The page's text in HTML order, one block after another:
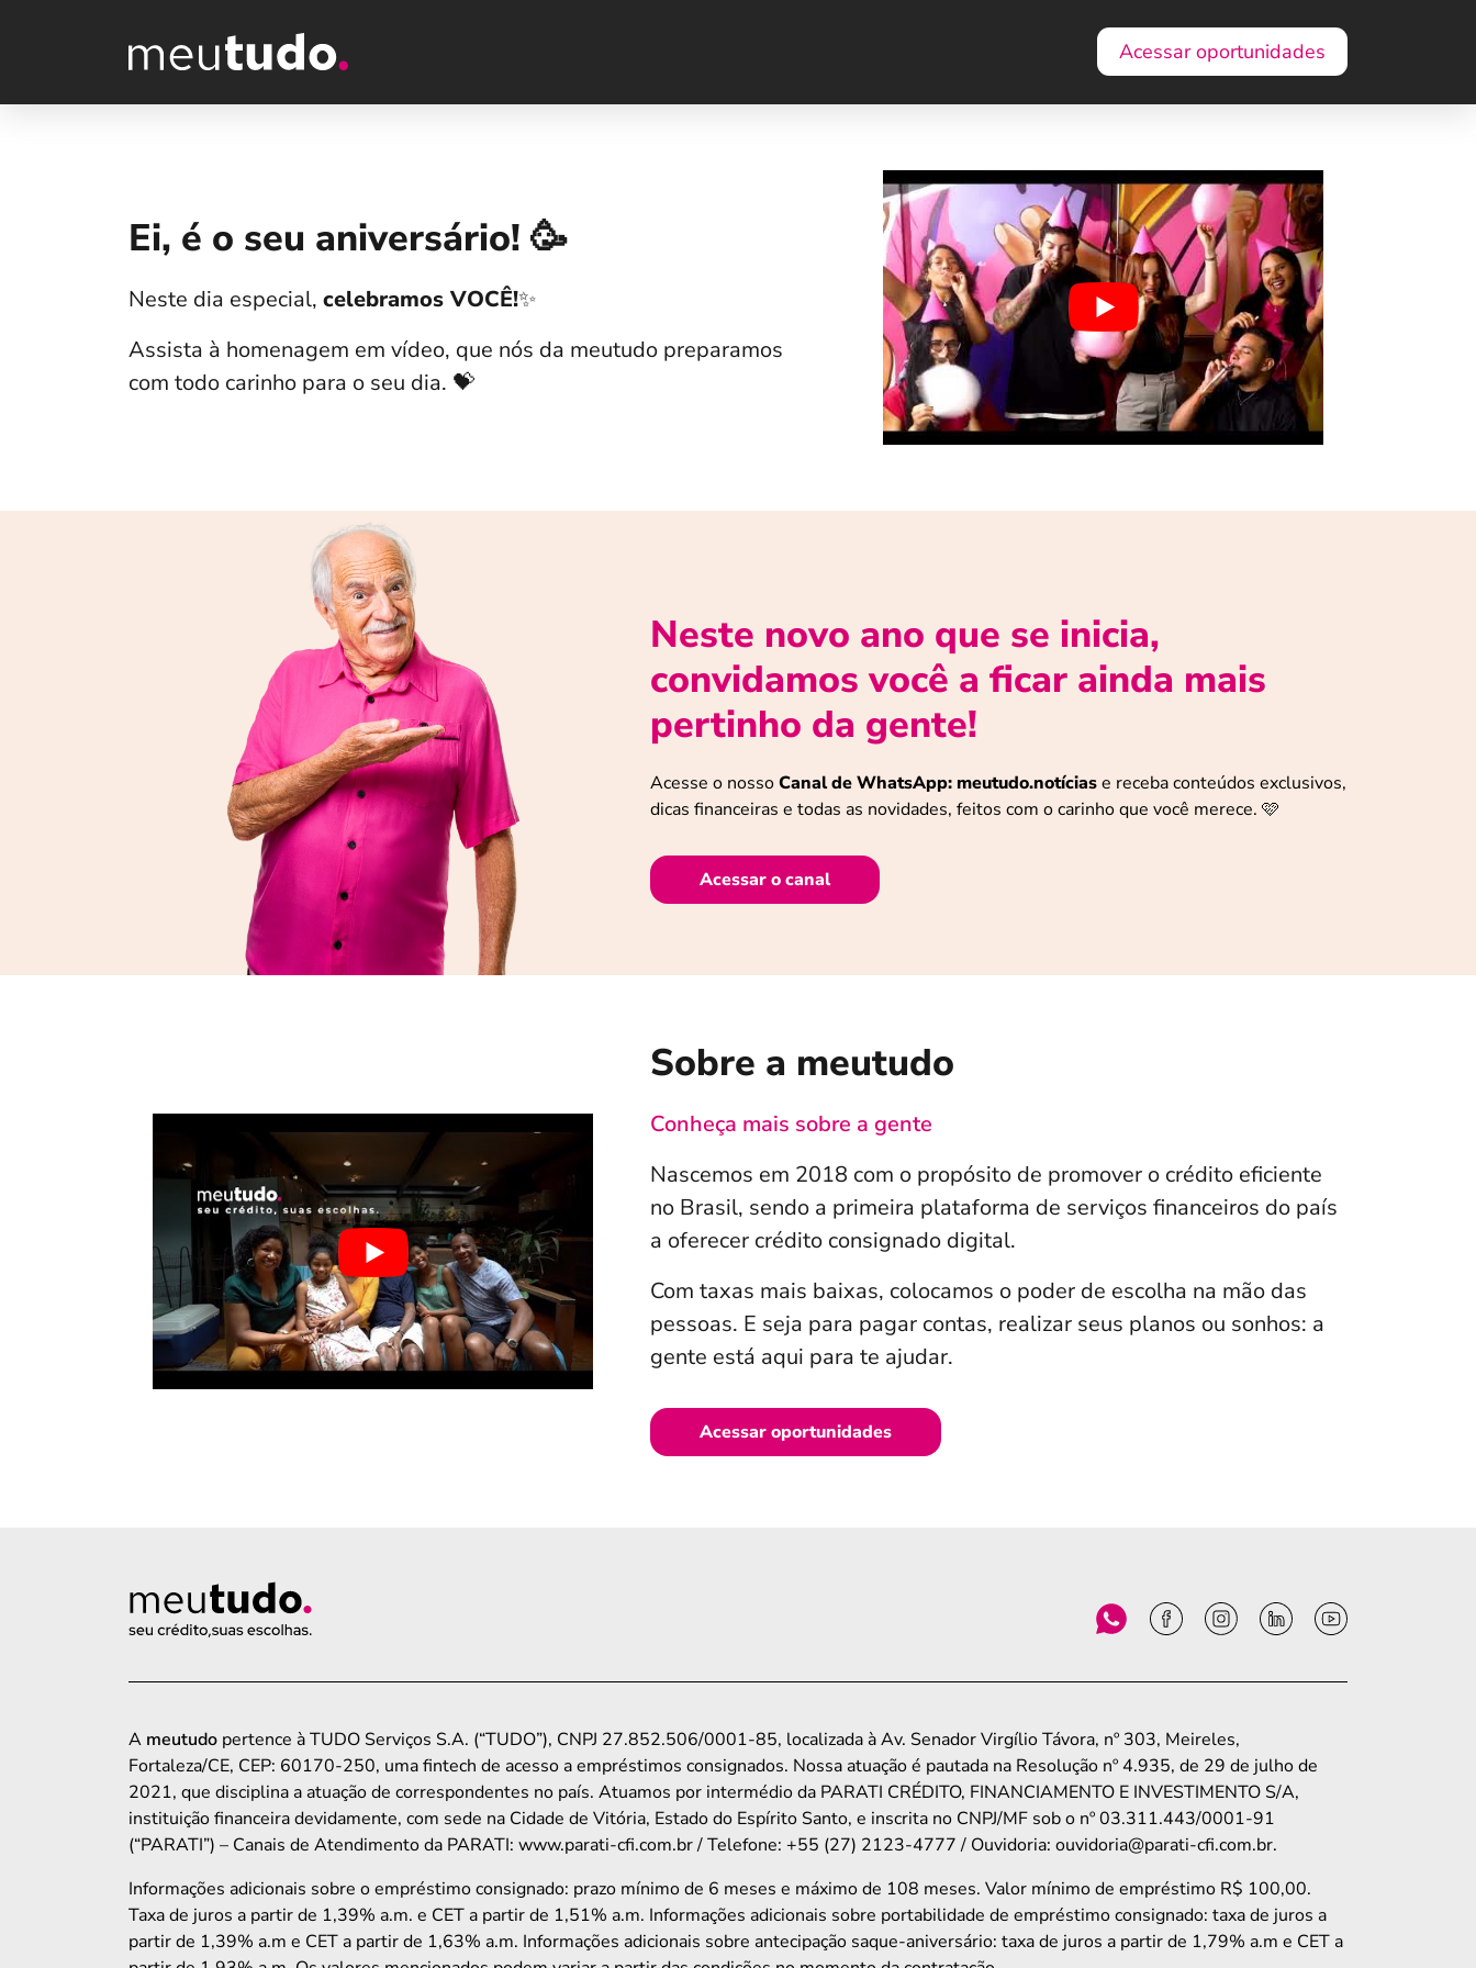
Acessar oportunidades
Ei, é o seu aniversário! 🥳
Neste dia especial, celebramos VOCÊ!✨
Assista à homenagem em vídeo, que nós da meutudo preparamos
com todo carinho para o seu dia. 💝
Neste novo ano que se inicia,
convidamos você a ficar ainda mais
pertinho da gente!
Acesse o nossoCanal de WhatsApp: meutudo.notíciase receba conteúdos exclusivos,
dicas financeiras e todas as novidades, feitos com o carinho que você merece. 🩷
Acessar o canal
Sobre a meutudo
Conheça mais sobre a gente
Nascemos em 2018 com o propósito de promover o crédito eficiente
no Brasil, sendo a primeira plataforma de serviços financeiros do país
a oferecer crédito consignado digital.
Com taxas mais baixas, colocamos o poder de escolha na mão das
pessoas. E seja para pagar contas, realizar seus planos ou sonhos: a
gente está aqui para te ajudar.
Acessar oportunidades
A meutudo pertence à TUDO Serviços S.A. (“TUDO”), CNPJ 27.852.506/0001-85, localizada à Av. Senador Virgílio Távora, nº 303, Meireles,
Fortaleza/CE, CEP: 60170-250, uma fintech de acesso a empréstimos consignados. Nossa atuação é pautada na Resolução nº 4.935, de 29 de julho de
2021, que disciplina a atuação de correspondentes no país. Atuamos por intermédio da PARATI CRÉDITO, FINANCIAMENTO E INVESTIMENTO S/A,
instituição financeira devidamente, com sede na Cidade de Vitória, Estado do Espírito Santo, e inscrita no CNPJ/MF sob o nº 03.311.443/0001-91
(“PARATI”) – Canais de Atendimento da PARATI: www.parati-cfi.com.br / Telefone: +55 (27) 2123-4777 / Ouvidoria: ouvidoria@parati-cfi.com.br.
Informações adicionais sobre o empréstimo consignado: prazo mínimo de 6 meses e máximo de 108 meses. Valor mínimo de empréstimo R$ 100,00.
Taxa de juros a partir de 1,39% a.m. e CET a partir de 1,51% a.m. Informações adicionais sobre portabilidade de empréstimo consignado: taxa de juros a
partir de 1,39% a.m e CET a partir de 1,63% a.m. Informações adicionais sobre antecipação saque-aniversário: taxa de juros a partir de 1,79% a.m e CET a